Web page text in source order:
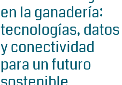
en la ganadería:
tecnologías, datos
y conectividad
para un futuro